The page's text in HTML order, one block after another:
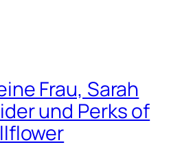
Frau, Sarah
und Perks of